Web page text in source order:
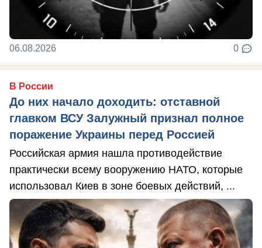
06.08.2026 0
В России
До них начало доходить: отставной
главком ВСУ Залужный признал полное
поражение Украины перед Россией
Российская армия нашла противодействие
практически всему вооружению НАТО, которые
использовал Киев в зоне боевых действий, ...